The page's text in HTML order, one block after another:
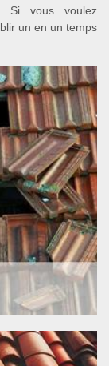
Si vous voulez
un en un temps